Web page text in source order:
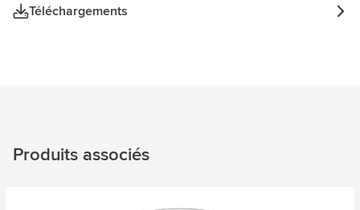
Téléchargements
Produits associés